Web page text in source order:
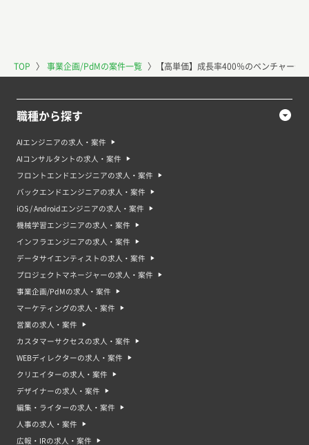
TOP 〉 事業企画/PdMの案件一覧 〉 【高単価】成長率400％のベンチャー
職種から探す
AIエンジニアの求人・案件
AIコンサルタントの求人・案件
フロントエンドエンジニアの求人・案件
バックエンドエンジニアの求人・案件
iOS / Androidエンジニアの求人・案件
機械学習エンジニアの求人・案件
インフラエンジニアの求人・案件
データサイエンティストの求人・案件
プロジェクトマネージャーの求人・案件
事業企画/PdMの求人・案件
マーケティングの求人・案件
営業の求人・案件
カスタマーサクセスの求人・案件
WEBディレクターの求人・案件
クリエイターの求人・案件
デザイナーの求人・案件
編集・ライターの求人・案件
人事の求人・案件
広報・IRの求人・案件